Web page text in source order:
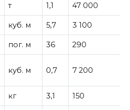
т 1,1 47 000
куб. м 5,7 3 100
пог. м 36 290
куб. м 0,7 7 200
кг 3,1 150